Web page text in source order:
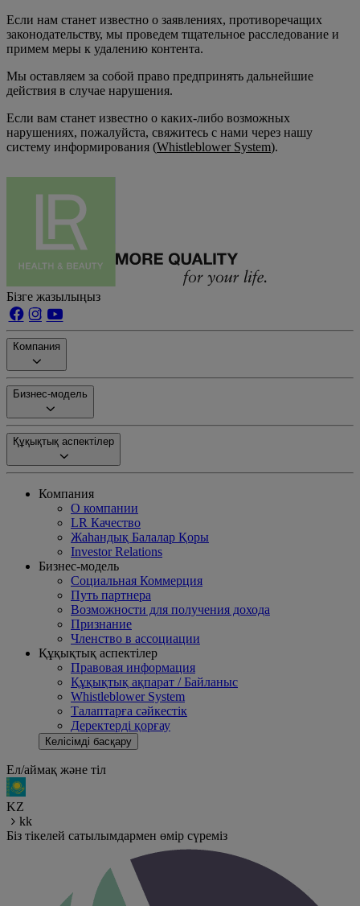
Если нам станет известно о заявлениях, противоречащих
законодательству, мы проведем тщательное расследование и
примем меры к удалению контента.
Мы оставляем за собой право предпринять дальнейшие
действия в случае нарушения.
Если вам станет известно о каких-либо возможных
нарушениях, пожалуйста, свяжитесь с нами через нашу
систему информирования (Whistleblower System).
Бізге жазылыңыз
Компания
Бизнес-модель
Құқықтық аспектілер
Компания
О компании
LR Качество
Жаһандық Балалар Қоры
Investor Relations
Бизнес-модель
Социальная Коммерция
Путь партнера
Возможности для получения дохода
Признание
Членство в ассоциации
Құқықтық аспектілер
Правовая информация
Құқықтық ақпарат / Байланыс
Whistleblower System
Талаптарға сәйкестік
Деректерді қорғау
Келісімді басқару
Ел/аймақ және тіл
KZ
kk
Біз тікелей сатылымдармен өмір сүреміз